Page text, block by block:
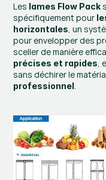
Les lames Flow Pack
spécifiquement pour
horizontales, un
pour envelopper des
sceller de manière
précises et rapides,
sans déchirer le
professionnel.